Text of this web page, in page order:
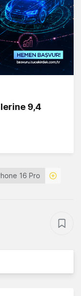
9,4
16 Pro